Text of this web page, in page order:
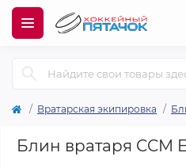
Вратарская экипировка
Блин вратаря CCM